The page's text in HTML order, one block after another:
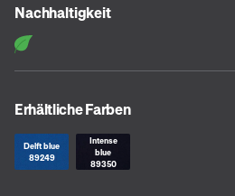
Nachhaltigkeit
Erhältliche Farben
Delft blue
89249
Intense
blue
89350